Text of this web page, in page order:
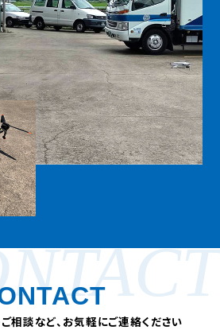
ご相談など、お気軽にご連絡ください